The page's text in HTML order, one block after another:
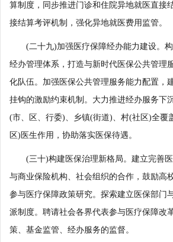
算制度，同步推进门诊和住院异地就医直接
接结算考评机制，强化异地就医费用监管。
(二十九)加强医疗保障经办能力建设。构
经办管理体系，打造与新时代医保公共管理
化队伍。加强医保公共管理服务能力配置，
挂钩的激励约束机制。大力推进经办服务下
(市、区、行委)、乡镇(街道)、村(社区)全覆
区)医生作用，协助落实医保待遇。
(三十)构建医保治理新格局。建立完善医
与商业保险机构、社会组织的合作，鼓励高
参与医疗保障政策研究。探索建立医保部门
派制度。聘请社会各界代表参与医疗保障改
策、基金监管、经办服务的监督。